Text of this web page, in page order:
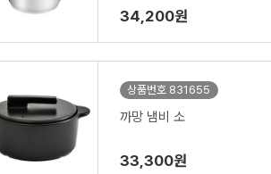
34,200원
상품번호 831655
까망 냄비 소
33,300원